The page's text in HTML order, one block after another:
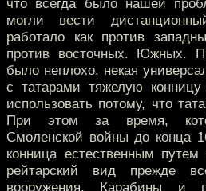
что всегда было нашей
могли вести
работало как против
против восточных. Южных.
было неплохо, некая
с татарами тяжелую
использовать потому, что
При этом за время,
Смоленской войны до конца
конница естественным путем
рейтарский вид прежде
вооружения. Карабины и